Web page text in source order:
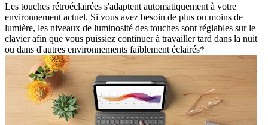
Les touches rétroéclairées s'adaptent automatiquement à votre
environnement actuel. Si vous avez besoin de plus ou moins de
lumière, les niveaux de luminosité des touches sont réglables sur le
clavier afin que vous puissiez continuer à travailler tard dans la nuit
ou dans d'autres environnements faiblement éclairés*